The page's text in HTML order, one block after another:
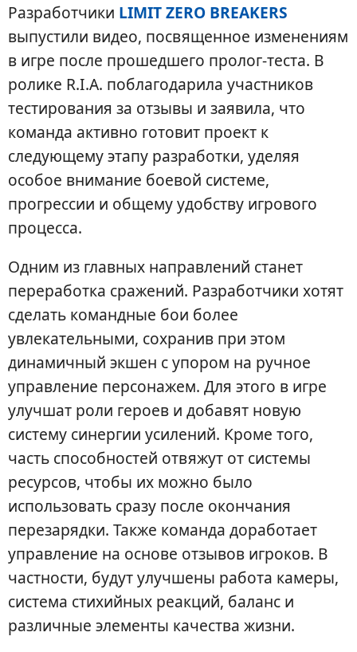
Разработчики LIMIT ZERO BREAKERS
выпустили видео, посвященное изменениям
в игре после прошедшего пролог-теста. В
ролике R.I.A. поблагодарила участников
тестирования за отзывы и заявила, что
команда активно готовит проект к
следующему этапу разработки, уделяя
особое внимание боевой системе,
прогрессии и общему удобству игрового
процесса.
Одним из главных направлений станет
переработка сражений. Разработчики хотят
сделать командные бои более
увлекательными, сохранив при этом
динамичный экшен с упором на ручное
управление персонажем. Для этого в игре
улучшат роли героев и добавят новую
систему синергии усилений. Кроме того,
часть способностей отвяжут от системы
ресурсов, чтобы их можно было
использовать сразу после окончания
перезарядки. Также команда доработает
управление на основе отзывов игроков. В
частности, будут улучшены работа камеры,
система стихийных реакций, баланс и
различные элементы качества жизни.